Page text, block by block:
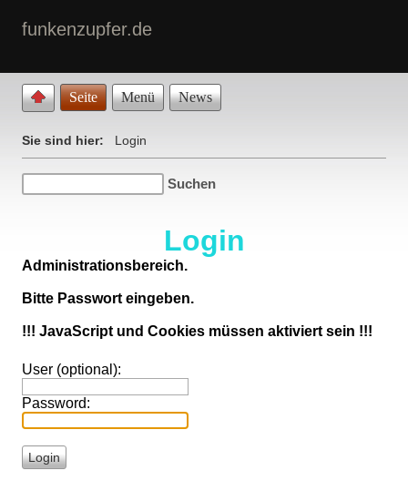
funkenzupfer.de
Seite Menü News
Sie sind hier: Login
Login
Administrationsbereich.
Bitte Passwort eingeben.
!!! JavaScript und Cookies müssen aktiviert sein !!!
User (optional):
Password: